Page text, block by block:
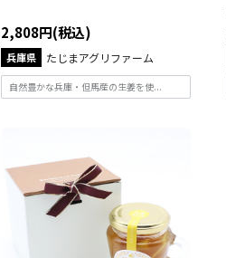
2,808円(税込)
兵庫県 たじまアグリファーム
自然豊かな兵庫・但馬産の生姜を使...